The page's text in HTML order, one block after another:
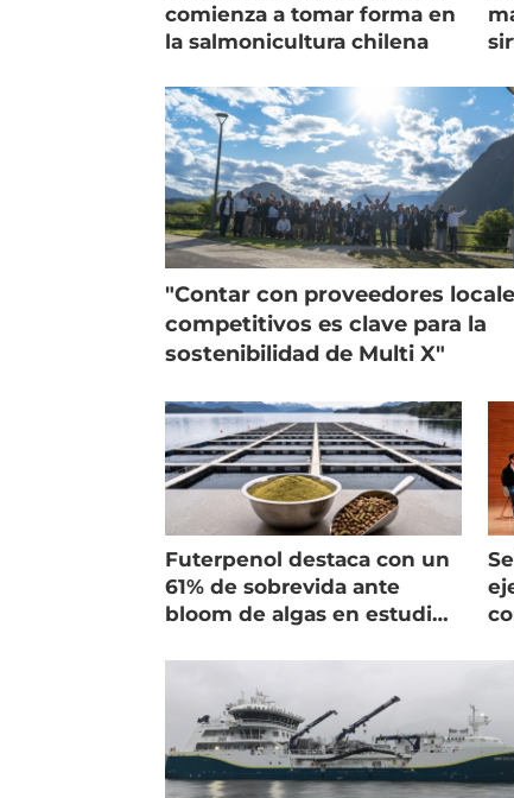
comienza a tomar forma en
la salmonicultura chilena
"Contar con proveedores
competitivos es clave para la
sostenibilidad de Multi X"
Futerpenol destaca con un
61% de sobrevida ante
bloom de algas en estudio